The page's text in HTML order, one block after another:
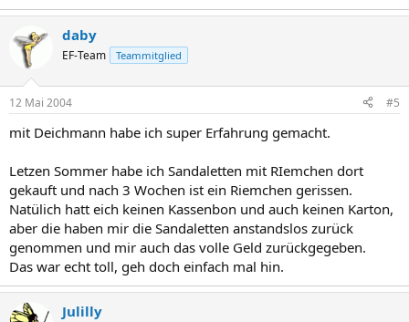
daby
EF-Team Teammitglied
12 Mai 2004 #5
mit Deichmann habe ich super Erfahrung gemacht.
Letzen Sommer habe ich Sandaletten mit RIemchen dort
gekauft und nach 3 Wochen ist ein Riemchen gerissen.
Natülich hatt eich keinen Kassenbon und auch keinen Karton,
aber die haben mir die Sandaletten anstandslos zurück
genommen und mir auch das volle Geld zurückgegeben.
Das war echt toll, geh doch einfach mal hin.
Julilly